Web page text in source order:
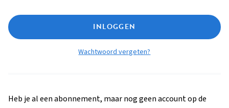
INLOGGEN
Wachtwoord vergeten?
Heb je al een abonnement, maar nog geen account op de